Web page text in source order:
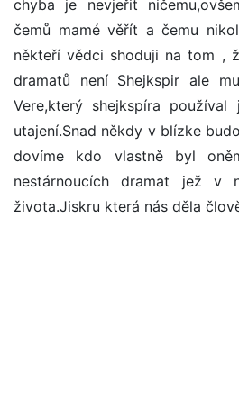
chyba je nevjeřit
čemů mamé věřít a čemu
někteří vědci shoduji na tom ,
dramatů není Shejkspir ale
Vere,který shejkspíra
utajení.Snad někdy v blízke
dovíme kdo vlastně byl
nestárnoucích dramat jež v
života.Jiskru která nás děla